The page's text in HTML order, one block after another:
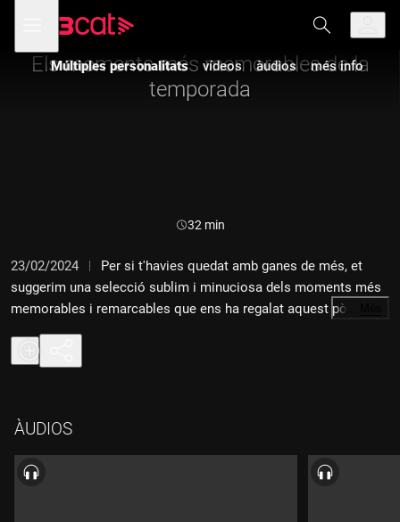
navegació
principal
menú
de
Múltiples personalitats vídeos àudios més info
Els moments més memorables de la
temporada
Durada:
32 min
23/02/2024
Per si t'havies quedat amb ganes de més, et
suggerim una selecció sublim i minuciosa dels moments més
memorables i remarcables que ens ha regalat aquest pòdcast i
els seus convidats. Arriba la traca final de "Múltiples
Personalitats". Fins a la pròxima! Salut i rotllets de llom. Amb
David Fernández i Juanra Bonet.
…
ÀUDIOS